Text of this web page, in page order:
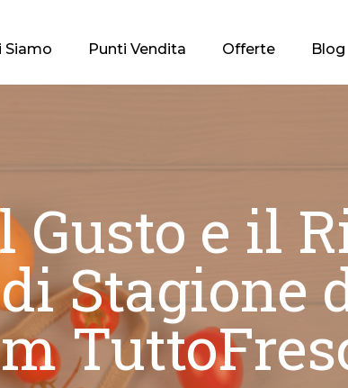
Siamo Punti Vendita Offerte Blog
e il
Stagione